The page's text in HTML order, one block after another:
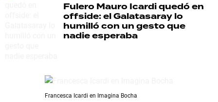
Fulero Mauro Icardi quedó en
offside: el Galatasaray lo
humilló con un gesto que
nadie esperaba
Francesca Icardi en Imagina Bocha